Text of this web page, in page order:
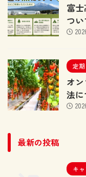
富
つい
定
オ
法
最新の投稿
キ